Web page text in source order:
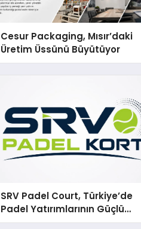
Cesur Packaging, Mısır’daki
Üretim Üssünü Büyütüyor
SRV Padel Court, Türkiye’de
Padel Yatırımlarının Güçlü
Markası Olmayı Sürdürüyor